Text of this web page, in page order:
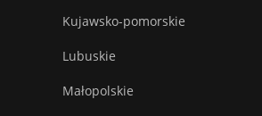
Kujawsko-pomorskie
Lubuskie
Małopolskie